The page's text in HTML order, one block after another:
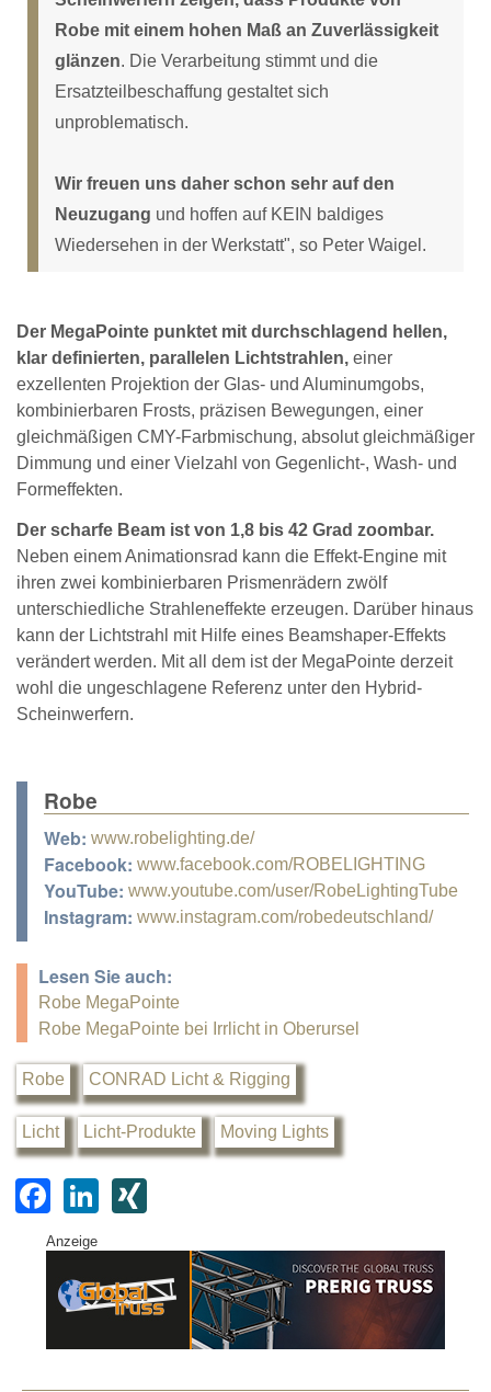
Robe mit einem hohen Maß an Zuverlässigkeit
glänzen. Die Verarbeitung stimmt und die
Ersatzteilbeschaffung gestaltet sich
unproblematisch.
Wir freuen uns daher schon sehr auf den
Neuzugang und hoffen auf KEIN baldiges
Wiedersehen in der Werkstatt", so Peter Waigel.
Der MegaPointe punktet mit durchschlagend hellen,
klar definierten, parallelen Lichtstrahlen, einer
exzellenten Projektion der Glas- und Aluminumgobs,
kombinierbaren Frosts, präzisen Bewegungen, einer
gleichmäßigen CMY-Farbmischung, absolut gleichmäßiger
Dimmung und einer Vielzahl von Gegenlicht-, Wash- und
Formeffekten.
Der scharfe Beam ist von 1,8 bis 42 Grad zoombar.
Neben einem Animationsrad kann die Effekt-Engine mit
ihren zwei kombinierbaren Prismenrädern zwölf
unterschiedliche Strahleneffekte erzeugen. Darüber hinaus
kann der Lichtstrahl mit Hilfe eines Beamshaper-Effekts
verändert werden. Mit all dem ist der MegaPointe derzeit
wohl die ungeschlagene Referenz unter den Hybrid-
Scheinwerfern.
Robe
Web: www.robelighting.de/
Facebook: www.facebook.com/ROBELIGHTING
YouTube: www.youtube.com/user/RobeLightingTube
Instagram: www.instagram.com/robedeutschland/
Lesen Sie auch:
Robe MegaPointe
Robe MegaPointe bei Irrlicht in Oberursel
Robe CONRAD Licht & Rigging
Licht Licht-Produkte Moving Lights
F
a
c
e
Li
k
e
G
Anzeige